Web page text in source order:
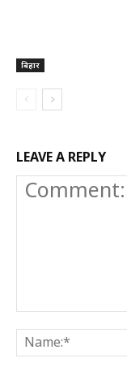
बिहार
LEAVE A REPLY
Comment: